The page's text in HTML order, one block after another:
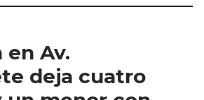
en Av.
deja cuatro